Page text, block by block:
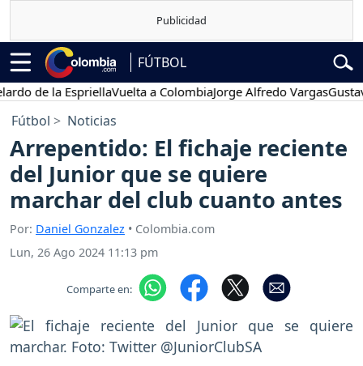
FÚTBOL
de la EspriellaVuelta a ColombiaJorge Alfredo VargasGustavo
Fútbol Noticias
Arrepentido: El fichaje reciente
del Junior que se quiere
marchar del club cuanto antes
Por: Daniel Gonzalez • Colombia.com
Lun, 26 Ago 2024 11:13 pm
Comparte en: